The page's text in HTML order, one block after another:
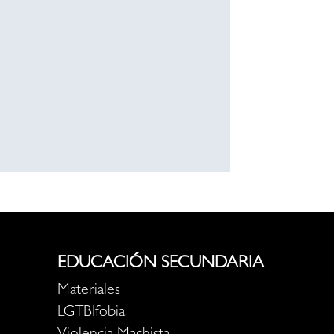
EDUCACIÓN SECUNDARIA
Materiales
LGTBIfobia